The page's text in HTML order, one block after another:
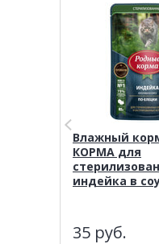
Влажный
КОРМА для
индейка в
35 руб.